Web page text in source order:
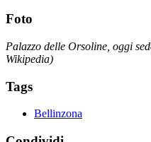
Foto
Palazzo delle Orsoline, oggi
Wikipedia)
Tags
Bellinzona